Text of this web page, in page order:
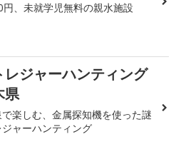
円、未就学児無料の親水施設
レジャーハンティング
県
で楽しむ、金属探知機を使った謎
ャーハンティング